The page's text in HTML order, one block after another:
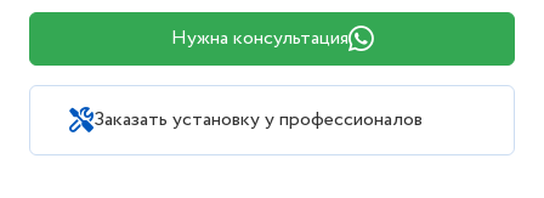
Нужна консультация
Заказать установку у профессионалов